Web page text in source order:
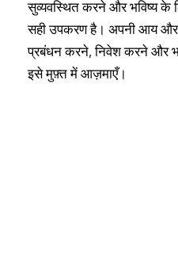
सुव्यवस्थित करने और भविष्य के
सही उपकरण है। अपनी आय और
प्रबंधन करने, निवेश करने और
इसे मुफ़्त में आज़माएँ।